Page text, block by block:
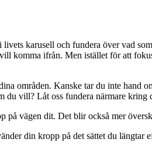
karusell och fundera över vad
komma ifrån. Men istället för att
områden. Kanske tar du inte hand
du vill? Låt oss fundera närmare kring
vägen dit. Det blir också mer
din kropp på det sättet du längtar